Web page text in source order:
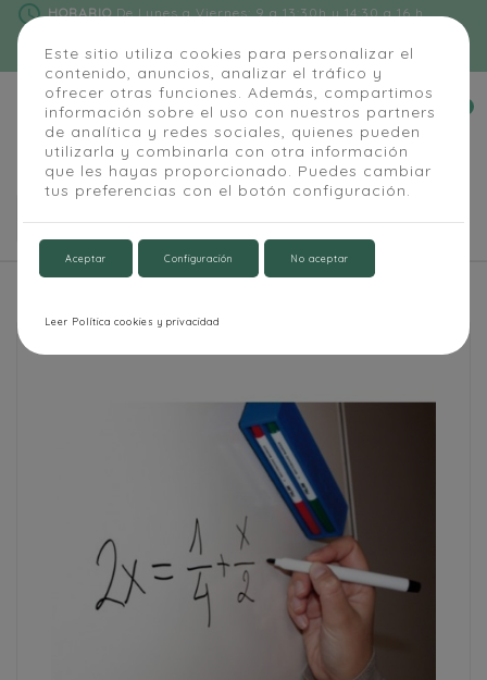
Este sitio utiliza cookies para personalizar el
contenido, anuncios, analizar el tráfico y
ofrecer otras funciones. Además, compartimos
información sobre el uso con nuestros partners
de analítica y redes sociales, quienes pueden
utilizarla y combinarla con otra información
que les hayas proporcionado. Puedes cambiar
tus preferencias con el botón configuración.
Aceptar Configuración No aceptar
Leer Política cookies y privacidad
schedule HORARIODe Lunes a Viernes: 9 a 13:30h y 14:30 a 16 h
phone

